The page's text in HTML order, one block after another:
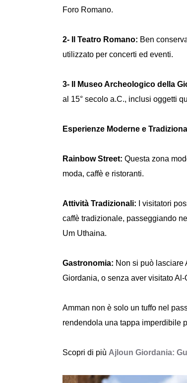
Foro Romano.
2- Il Teatro Romano: Ben
utilizzato per concerti ed eventi.
3- Il Museo Archeologico della
al 15° secolo a.C., inclusi oggetti
Esperienze Moderne e
Rainbow Street: Questa zona
moda, caffè e ristoranti.
Attività Tradizionali: I visitatori
caffè tradizionale, passeggiando
Um Uthaina.
Gastronomia: Non si può lasciare
Giordania, o senza aver visitato
Amman non è solo un tuffo nel
rendendola una tappa imperdibile
Scopri di più Ajloun Giordania: